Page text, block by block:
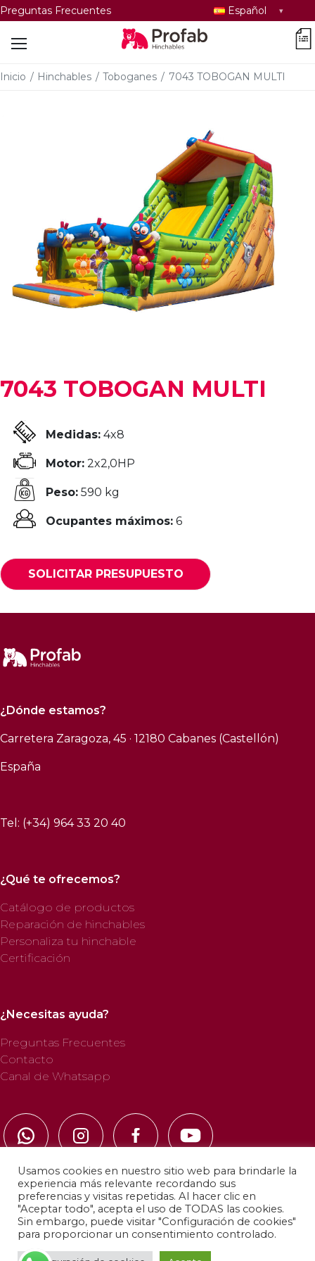
Preguntas Frecuentes
Seleccionar
idioma
Español
Inicio / Hinchables / Toboganes / 7043 TOBOGAN MULTI
7043 TOBOGAN MULTI
Medidas: 4x8
Motor: 2x2,0HP
Peso: 590 kg
Ocupantes máximos: 6
SOLICITAR PRESUPUESTO
¿Dónde estamos?
Carretera Zaragoza, 45 · 12180 Cabanes (Castellón)
España
Tel: (+34) 964 33 20 40
¿Qué te ofrecemos?
Catálogo de productos
Reparación de hinchables
Personaliza tu hinchable
Certificación
¿Necesitas ayuda?
Preguntas Frecuentes
Contacto
Canal de Whatsapp
© 2025 Profab Hinchables. Todos los derechos
reservados.
Usamos cookies en nuestro sitio web para brindarle la
experiencia más relevante recordando sus
preferencias y visitas repetidas. Al hacer clic en
"Aceptar todo", acepta el uso de TODAS las cookies.
Sin embargo, puede visitar "Configuración de cookies"
para proporcionar un consentimiento controlado.